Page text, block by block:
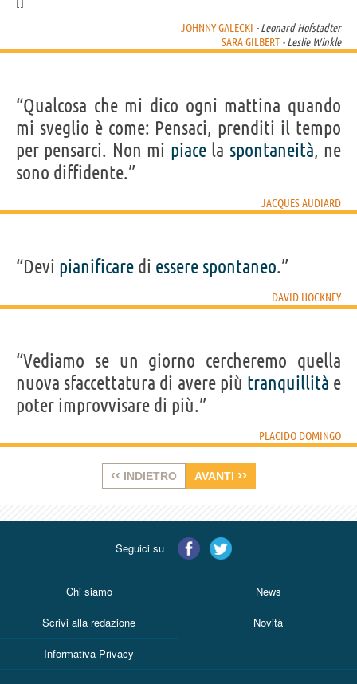
JOHNNY GALECKI - Leonard Hofstadter
SARA GILBERT - Leslie Winkle
“Qualcosa che mi dico ogni mattina quando
mi sveglio è come: Pensaci, prenditi il ​​tempo
per pensarci. Non mi piacela spontaneità, ne
sono diffidente.”
JACQUES AUDIARD
“Devi pianificare di essere spontaneo.”
DAVID HOCKNEY
“Vediamo se un giorno cercheremo quella
nuova sfaccettatura di avere più tranquillità e
poter improvvisare di più.”
PLACIDO DOMINGO
‹‹ INDIETRO AVANTI ››
Seguici su
Chi siamo News
Scrivi alla redazione Novità
Informativa Privacy